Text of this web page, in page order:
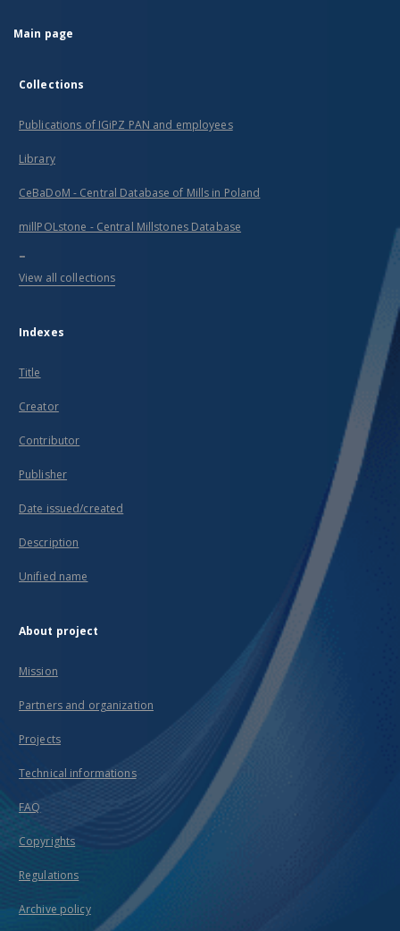
Main page
Collections
Publications of IGiPZ PAN and employees
Library
CeBaDoM - Central Database of Mills in Poland
millPOLstone - Central Millstones Database
...
View all collections
Indexes
Title
Creator
Contributor
Publisher
Date issued/created
Description
Unified name
About project
Mission
Partners and organization
Projects
Technical informations
FAQ
Copyrights
Regulations
Archive policy